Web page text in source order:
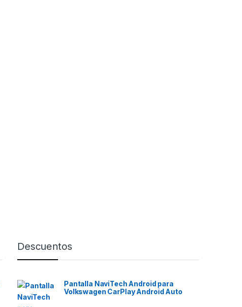
Descuentos
Pantalla NaviTech Android para
Volkswagen CarPlay Android Auto